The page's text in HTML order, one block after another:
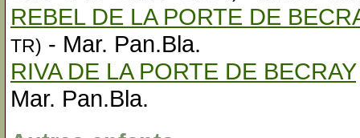
REBEL DE LA PORTE DE
TR) - Mar. Pan.Bla.
RIVA DE LA PORTE DE BECRAY
Mar. Pan.Bla.